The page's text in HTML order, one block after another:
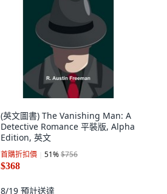
(英文圖書) The Vanishing Man: A
Detective Romance 平裝版, Alpha
Edition, 英文
首購折扣價 51%$756
$368
8/19 預計送達